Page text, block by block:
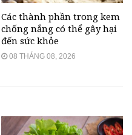
Các thành phần trong kem
chống nắng có thể gây hại
đến sức khỏe
08 THÁNG 08, 2026